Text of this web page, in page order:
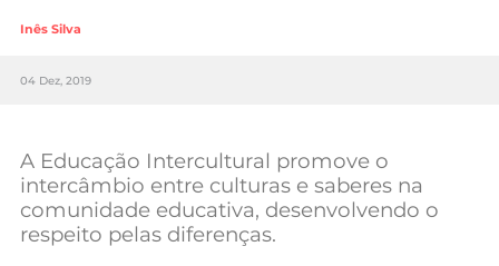
Lifestyle
Sociedade
Negócios
Mundial 2026
Inês Silva
04 Dez, 2019
A Educação Intercultural promove o
intercâmbio entre culturas e saberes na
comunidade educativa, desenvolvendo o
respeito pelas diferenças.